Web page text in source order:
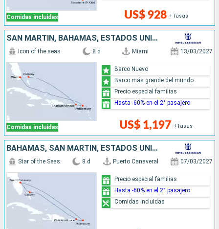
Comidas incluidas US$ 928 +Tasas
SAN MARTÍN, BAHAMAS, ESTADOS UNIDOS
Comidas incluidas
Icon of the seas 8 d Miami 13/03/2027
US$ 1,197 +Tasas
Barco Nuevo
Barco más grande del mundo
Precio especial familias
Hasta -60% en el 2° pasajero
BAHAMAS, SAN MARTÍN, ESTADOS UNIDOS
Star of the Seas 8 d Puerto Canaveral 07/03/2027
Precio especial familias
Hasta -60% en el 2° pasajero
Comidas incluidas